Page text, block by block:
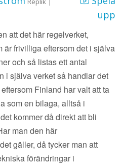
upp
att det här regelverket,
är frivilliga eftersom det i själva
och så listas ett antal
i själva verket så handlar det
Finland har valt att ta
som en bilaga, alltså i
kommer då direkt att bli
man den här
gäller, då tycker man att
förändringar i